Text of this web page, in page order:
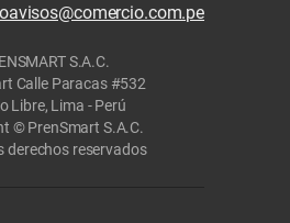
S.A.C.
Calle Paracas #532
Libre, Lima - Perú
© PrenSmart S.A.C.
derechos reservados